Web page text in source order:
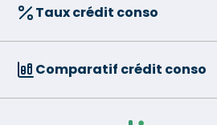
Taux crédit conso
Comparatif crédit conso